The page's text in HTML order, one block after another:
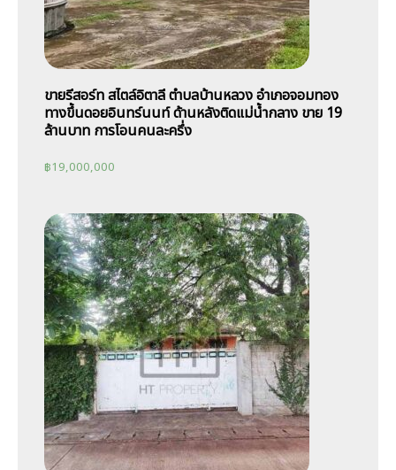
ขายรีสอร์ท สไตล์อิตาลี ตำบลบ้านหลวง อำเภอจอมทอง
ทางขึ้นดอยอินทร์นนท์ ด้านหลังติดแม่น้ำกลาง ขาย 19
ล้านบาท การโอนคนละครึ่ง
฿19,000,000